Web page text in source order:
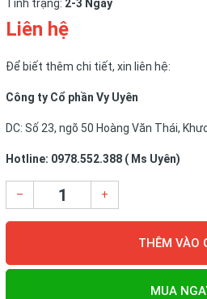
Tình trạng: 2-3 Ngày
Liên hệ
Để biết thêm chi tiết, xin liên hệ:
Công ty Cổ phần Vy Uyên
DC: Số 23, ngõ 50 Hoàng Văn Thái,
Hotline: 0978.552.388 ( Ms Uyên)
– +
THÊM VÀO
MUA